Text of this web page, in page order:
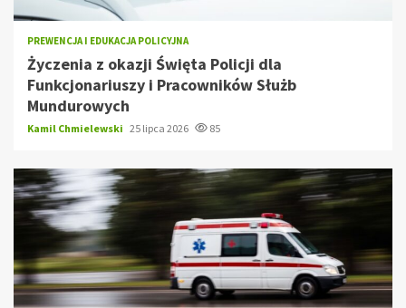
PREWENCJA I EDUKACJA POLICYJNA
Życzenia z okazji Święta Policji dla
Funkcjonariuszy i Pracowników Służb
Mundurowych
Kamil Chmielewski 25 lipca 2026 85